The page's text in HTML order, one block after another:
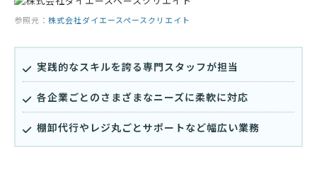
参照元： 株式会社ダイエースペースクリエイト
実践的なスキルを誇る専門スタッフが担当
各企業ごとのさまざまなニーズに柔軟に対応
棚卸代行やレジ丸ごとサポートなど幅広い業務